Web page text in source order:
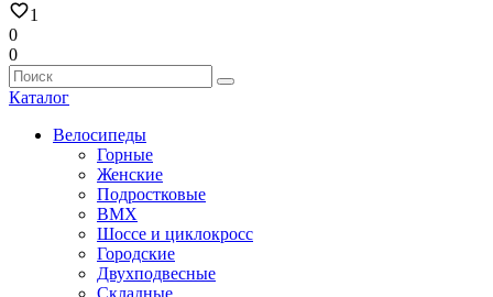
1
0
0
Каталог
Велосипеды
Горные
Женские
Подростковые
BMX
Шоссе и циклокросс
Городские
Двухподвесные
Складные